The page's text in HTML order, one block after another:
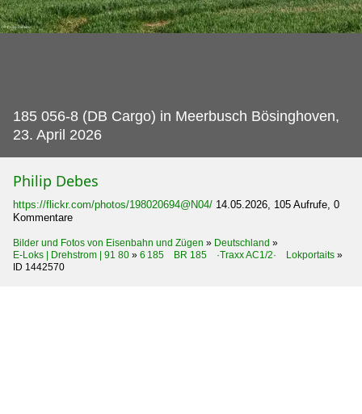
185 056-8 (DB Cargo) in Meerbusch Bösinghoven,
23. April 2026
Philip Debes
https://flickr.com/photos/198020694@N04/ 14.05.2026, 105 Aufrufe, 0
Kommentare
Bilder und Fotos von Eisenbahn und Zügen » Deutschland »
E-Loks | Drehstrom | 91 80 » 6 185 BR 185 ·Traxx AC1/2· Lokportaits »
ID 1442570